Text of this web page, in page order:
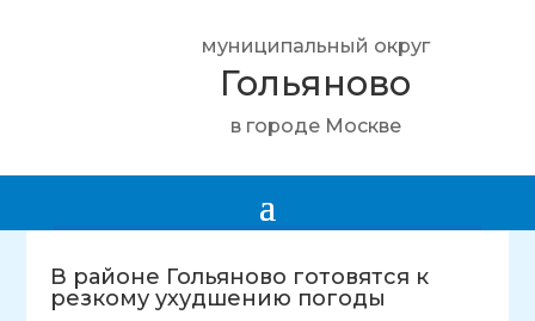
муниципальный округ
Гольяново
в городе Москве
В районе Гольяново готовятся к
резкому ухудшению погоды